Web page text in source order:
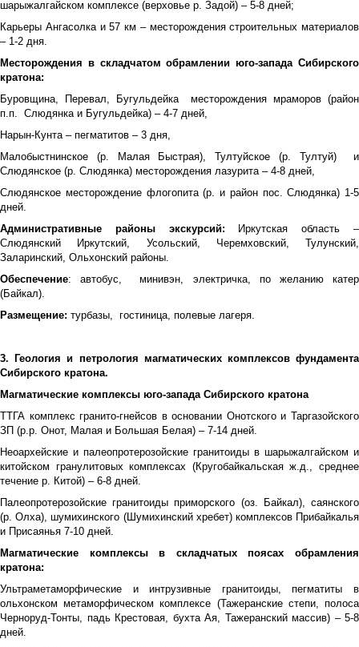
шарыжалгайском комплексе (верховье р. Задой) – 5-8 дней;
Карьеры Ангасолка и 57 км – месторождения строительных материалов
– 1-2 дня.
Месторождения в складчатом обрамлении юго-запада Сибирского
кратона:
Буровщина, Перевал, Бугульдейка месторождения мраморов (район
п.п. Слюдянка и Бугульдейка) – 4-7 дней,
Нарын-Кунта – пегматитов – 3 дня,
Малобыстнинское (р. Малая Быстрая), Тултуйское (р. Тултуй) и
Слюдянское (р. Слюдянка) месторождения лазурита – 4-8 дней,
Слюдянское месторождение флогопита (р. и район пос. Слюдянка) 1-5
дней.
Административные районы экскурсий:
Иркутская область –
Слюдянский Иркутский, Усольский, Черемховский, Тулунский,
Заларинский, Ольхонский районы.
Обеспечение: автобус, минивэн, электричка, по желанию катер
(Байкал).
Размещение: турбазы, гостиница, полевые лагеря.
3. Геология и петрология магматических комплексов фундамента
Сибирского кратона.
Магматические комплексы юго-запада Сибирского кратона
ТТГА комплекс гранито-гнейсов в основании Онотского и Таргазойского
ЗП (р.р. Онот, Малая и Большая Белая) – 7-14 дней.
Неоархейские и палеопротерозойские гранитоиды в шарыжалгайском и
китойском гранулитовых комплексах (Кругобайкальская ж.д., среднее
течение р. Китой) – 6-8 дней.
Палеопротерозойские гранитоиды приморского (оз. Байкал), саянского
(р. Олха), шумихинского (Шумихинский хребет) комплексов Прибайкалья
и Присаянья 7-10 дней.
Магматические комплексы в складчатых поясах обрамления
кратона:
Ультраметаморфические и интрузивные гранитоиды, пегматиты в
ольхонском метаморфическом комплексе (Тажеранские степи, полоса
Черноруд-Тонты, падь Крестовая, бухта Ая, Тажеранский массив) – 5-8
дней.